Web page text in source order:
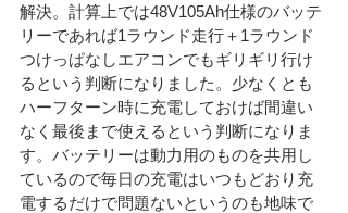
解決。計算上では48V105Ah仕様のバッテ
リーであれば1ラウンド走行＋1ラウンド
つけっぱなしエアコンでもギリギリ行け
るという判断になりました。少なくとも
ハーフターン時に充電しておけば間違い
なく最後まで使えるという判断になりま
す。バッテリーは動力用のものを共用し
ているので毎日の充電はいつもどおり充
電するだけで問題ないというのも地味で